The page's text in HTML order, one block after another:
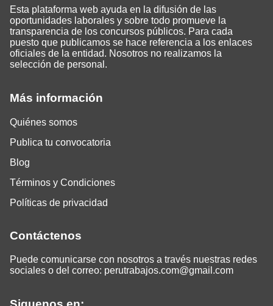
Más información
Quiénes somos
Publica tu convocatoria
Blog
Términos y Condiciones
Políticas de privacidad
Contáctenos
Puede comunicarse con nosotros a través nuestras redes
sociales o del correo: perutrabajos.com@gmail.com
Esta plataforma web ayuda en la difusión de las
oportunidades laborales y sobre todo promueve la
transparencia de los concursos públicos. Para cada
puesto que publicamos se hace referencia a los enlaces
oficiales de la entidad. Nosotros no realizamos la
selección de personal.